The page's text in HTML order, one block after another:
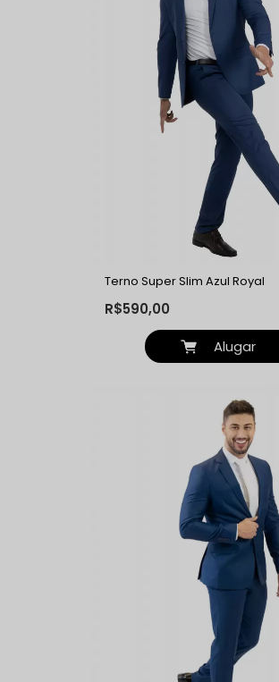
Terno Super Slim Azul Royal
R$590,00
Alugar